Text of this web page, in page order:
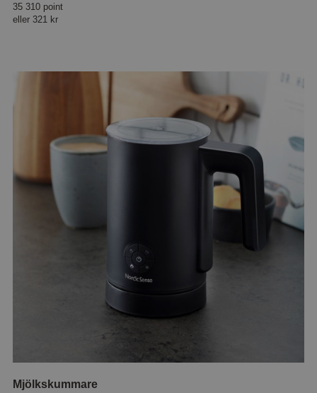
35 310 point
eller 321 kr
Mjölkskummare